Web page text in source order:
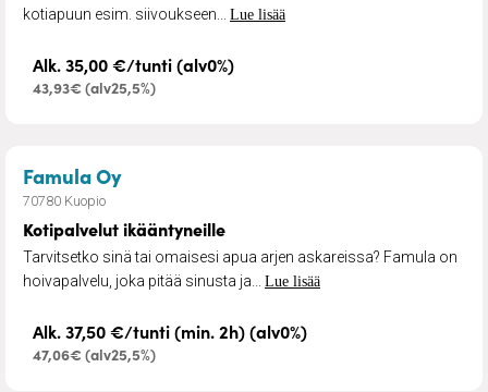
kotiapuun esim. siivoukseen... Lue lisää
Alk. 35,00 €/tunti (alv0%)
43,93€ (alv25,5%)
Famula Oy– Kotipalvelut ikääntyneille
70780 Kuopio
Kotipalvelut ikääntyneille
Tarvitsetko sinä tai omaisesi apua arjen askareissa? Famula on
hoivapalvelu, joka pitää sinusta ja... Lue lisää
Alk. 37,50 €/tunti (min. 2h) (alv0%)
47,06€ (alv25,5%)